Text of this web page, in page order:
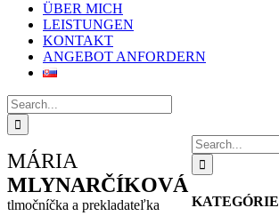
ÜBER MICH
LEISTUNGEN
KONTAKT
ANGEBOT ANFORDERN
Search
for:
Search
for:
KATEGÓRIE
MÁRIA
MLYNARČÍKOVÁ
tlmočníčka a prekladateľka